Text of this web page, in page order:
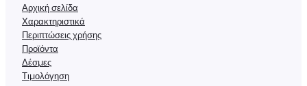
Αρχική σελίδα
Χαρακτηριστικά
Περιπτώσεις χρήσης
Προϊόντα
Δέσμες
Τιμολόγηση